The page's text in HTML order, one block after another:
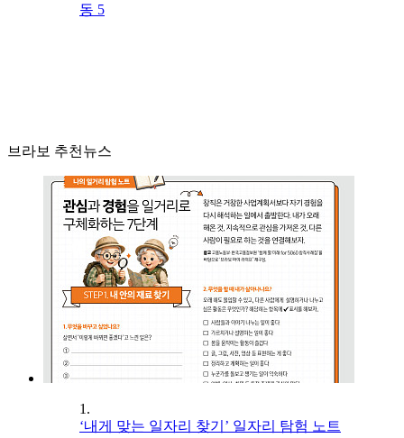
동 5
브라보 추천뉴스
1.
‘내게 맞는 일자리 찾기’ 일자리 탐험 노트